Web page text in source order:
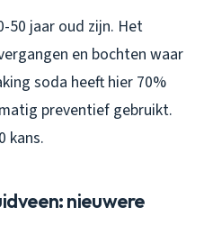
50 jaar oud zijn. Het
en bochten waar
soda heeft hier 70%
preventief gebruikt.
kans.
nieuwere